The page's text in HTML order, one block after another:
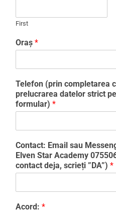
First
Oraș *
Telefon (prin completarea
prelucrarea datelor strict
formular) *
Contact: Email sau
Elven Star Academy
contact deja, scrieți ”DA”) *
Acord: *